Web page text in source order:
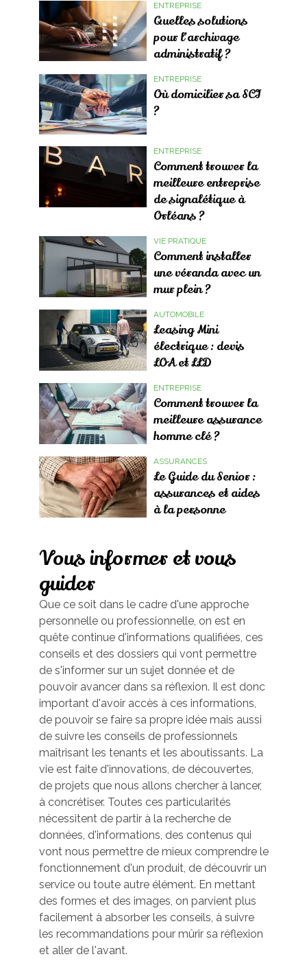
ENTREPRISE
Quelles solutions
pour l’archivage
administratif ?
ENTREPRISE
Où domicilier sa SCI
?
ENTREPRISE
Comment trouver la
meilleure entreprise
de signalétique à
Orléans ?
VIE PRATIQUE
Comment installer
une véranda avec un
mur plein ?
AUTOMOBILE
Leasing Mini
électrique : devis
LOA et LLD
ENTREPRISE
Comment trouver la
meilleure assurance
homme clé ?
ASSURANCES
Le Guide du Senior :
assurances et aides
à la personne
Vous informer et vous
guider
Que ce soit dans le cadre d'une approche
personnelle ou professionnelle, on est en
quête continue d'informations qualifiées, ces
conseils et des dossiers qui vont permettre
de s'informer sur un sujet donnée et de
pouvoir avancer dans sa réflexion. Il est donc
important d'avoir accès à ces informations,
de pouvoir se faire sa propre idée mais aussi
de suivre les conseils de professionnels
maîtrisant les tenants et les aboutissants. La
vie est faite d'innovations, de découvertes,
de projets que nous allons chercher à lancer,
à concrétiser. Toutes ces particularités
nécessitent de partir à la recherche de
données, d'informations, des contenus qui
vont nous permettre de mieux comprendre le
fonctionnement d'un produit, de découvrir un
service ou toute autre élément. En mettant
des formes et des images, on parvient plus
facilement à absorber les conseils, à suivre
les recommandations pour mûrir sa réflexion
et aller de l'avant.